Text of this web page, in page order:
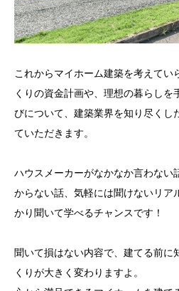
これからマイホーム建築を考えてい
くりの資金計画や、理想の暮らしを
びについて、建築業界を知り尽くし
ていただきます。
ハウスメーカーがなかなか言わない
からない話、気軽には聞けないリア
かり聞いて学べるチャンスです！
聞いて損はない内容で、建てる前に
くりが大きく変わりますよ。